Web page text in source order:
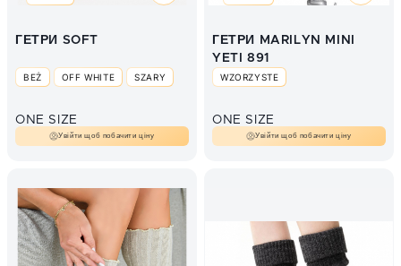
ГЕТРИ SOFT
BEŻ OFF WHITE SZARY
ONE SIZE
Увійти щоб побачити ціну
ГЕТРИ MARILYN MINI
YETI 891
WZORZYSTE
ONE SIZE
Увійти щоб побачити ціну